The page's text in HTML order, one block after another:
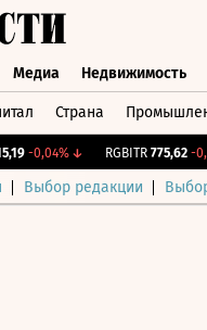
Медиа Недвижимость
Страна
-0,04%↓ RGBITR 775,62 -
Выбор редакции